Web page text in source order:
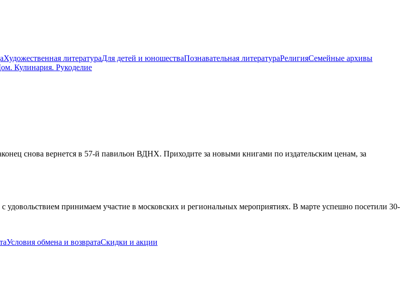
Художественная литератураДля детей и юношестваПознавательная литератураРелигияСемейные архивы
Кулинария. Рукоделие
снова вернется в 57-й павильон ВДНХ. Приходите за новыми книгами по издательским ценам, за
принимаем участие в московских и региональных мероприятиях. В марте успешно посетили 30-
Условия обмена и возвратаСкидки и акции